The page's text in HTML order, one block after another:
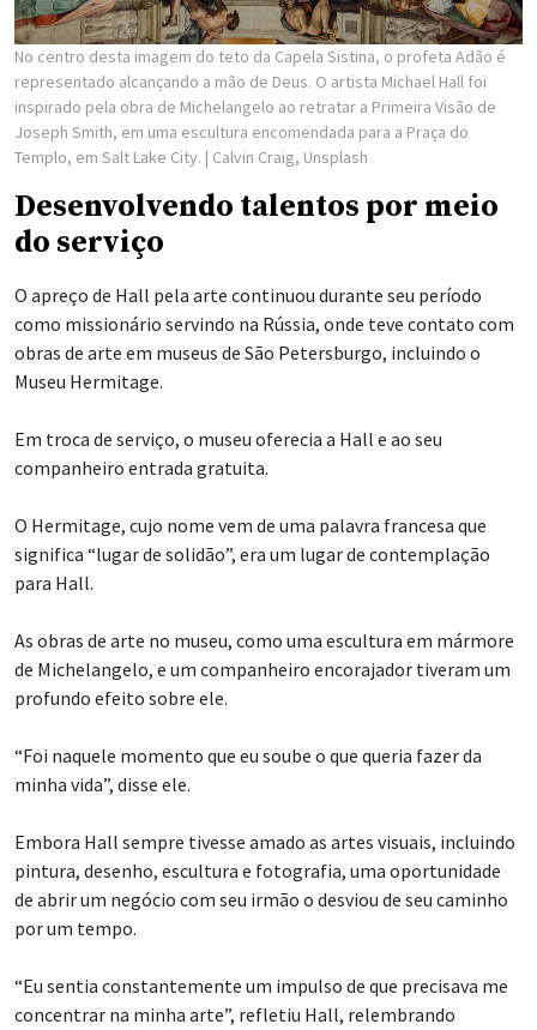
No centro desta imagem do teto da Capela Sistina, o profeta Adão é
representado alcançando a mão de Deus. O artista Michael Hall foi
inspirado pela obra de Michelangelo ao retratar a Primeira Visão de
Joseph Smith, em uma escultura encomendada para a Praça do
Templo, em Salt Lake City. | Calvin Craig, Unsplash
Desenvolvendo talentos por meio
do serviço
O apreço de Hall pela arte continuou durante seu período
como missionário servindo na Rússia, onde teve contato com
obras de arte em museus de São Petersburgo, incluindo o
Museu Hermitage.
Em troca de serviço, o museu oferecia a Hall e ao seu
companheiro entrada gratuita.
O Hermitage, cujo nome vem de uma palavra francesa que
significa “lugar de solidão”, era um lugar de contemplação
para Hall.
As obras de arte no museu, como uma escultura em mármore
de Michelangelo, e um companheiro encorajador tiveram um
profundo efeito sobre ele.
“Foi naquele momento que eu soube o que queria fazer da
minha vida”, disse ele.
Embora Hall sempre tivesse amado as artes visuais, incluindo
pintura, desenho, escultura e fotografia, uma oportunidade
de abrir um negócio com seu irmão o desviou de seu caminho
por um tempo.
“Eu sentia constantemente um impulso de que precisava me
concentrar na minha arte”, refletiu Hall, relembrando